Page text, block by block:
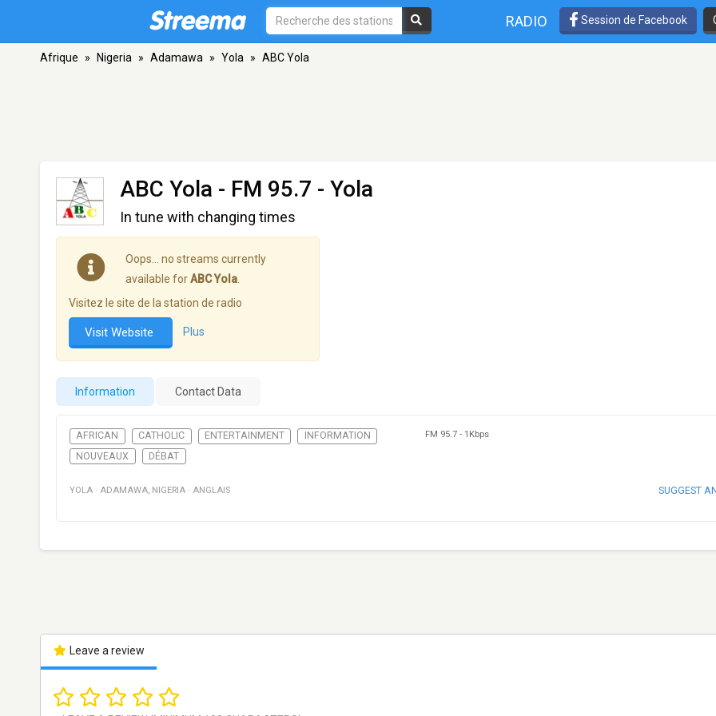
RADIO Session de Facebook
Afrique » Nigeria » Adamawa » Yola » ABC Yola
ABC Yola - FM 95.7 - Yola
In tune with changing times
Oops… no streams currently
available forABC Yola
Visitez le site de la station de radio
Visit Website Plus
Information Contact Data
AFRICAN CATHOLIC ENTERTAINMENT
INFORMATION
NOUVEAUX
DÉBAT
FM 95.7 - 1Kbps
YOLA · ADAMAWA, NIGERIA · ANGLAIS SUGGEST
Leave a review